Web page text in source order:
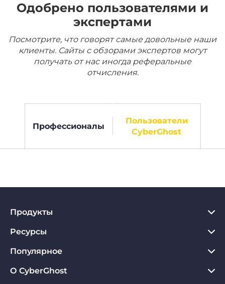
Одобрено пользователями и
экспертами
Посмотрите, что говорят самые довольные наши
клиенты. Сайты с обзорами экспертов могут
получать от нас иногда реферальные
отчисления.
Профессионалы
Пользователи
CyberGhost
Продукты
VPN для PC
VPN для Chrome
VPN для Mac
Ресурсы
Что такое VPN
Хаб по конфиденциальности
Популярное
Отзывы о CyberGhost VPN
О CyberGhost